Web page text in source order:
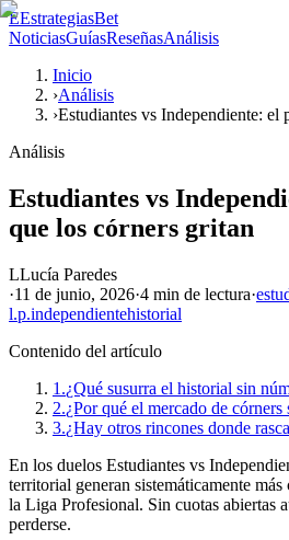
EEstrategiasBet
NoticiasGuíasReseñasAnálisis
Inicio
›Análisis
›Estudiantes vs Independiente: el
Análisis
Estudiantes vs
que los córners gritan
LLucía Paredes
·11 de junio, 2026·4 min de lectura·
l.p.independientehistorial
Contenido del artículo
1.¿Qué susurra el historial sin
2.¿Por qué el mercado de córners
3.¿Hay otros rincones donde
En los duelos Estudiantes vs
territorial generan sistemáticamente
la Liga Profesional. Sin cuotas abiertas
perderse.